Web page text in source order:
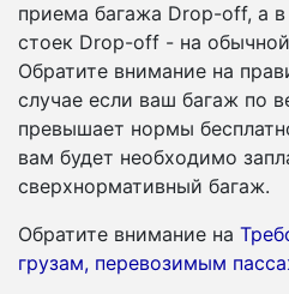
приема багажа Drop-off, а в
стоек Drop-off - на
Обратите внимание на
случае если ваш багаж по
превышает нормы
вам будет необходимо
сверхнормативный багаж.
Обратите внимание на
грузам, перевозимым